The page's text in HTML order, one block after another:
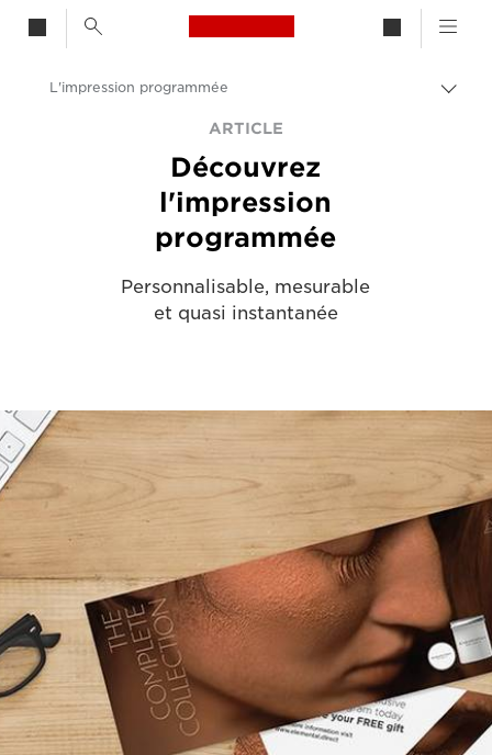
Canon Logo, back to
Solutions et services
Evénements et témoignages
Articles dédiés aux entreprises et aux professionnels
L'impression programmée
ARTICLE
Découvrez
l'impression
programmée
Personnalisable, mesurable
et quasi instantanée